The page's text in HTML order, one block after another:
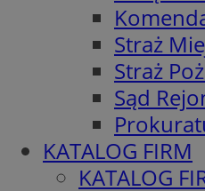
Straż
Straż
Sąd
KATALOG FIRM
KATALOG